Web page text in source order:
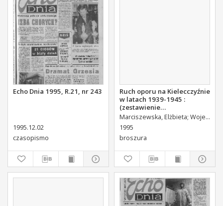
Echo Dnia 1995, R.21, nr 243
1995.12.02
czasopismo
Ruch oporu na Kielecczyźnie
w latach 1939-1945 :
(zestawienie
bibliograficzne)
Marciszewska, Elżbieta Wojewódzka Biblioteka Publiczna w Kielcach. Dział Informacyjno-Bibliograficzny.
1995
broszura